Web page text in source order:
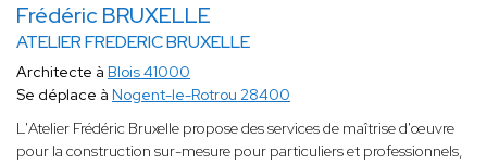
Frédéric BRUXELLE
ATELIER FREDERIC BRUXELLE
Architecte à Blois 41000
Se déplace à Nogent-le-Rotrou 28400
L'Atelier Frédéric Bruxelle propose des services de maîtrise d'œuvre
pour la construction sur-mesure pour particuliers et professionnels,